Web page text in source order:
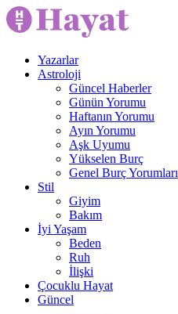
Yazarlar
Astroloji
Güncel Haberler
Günün Yorumu
Haftanın Yorumu
Ayın Yorumu
Aşk Uyumu
Yükselen Burç
Genel Burç Yorumları
Stil
Giyim
Bakım
İyi Yaşam
Beden
Ruh
İlişki
Çocuklu Hayat
Güncel